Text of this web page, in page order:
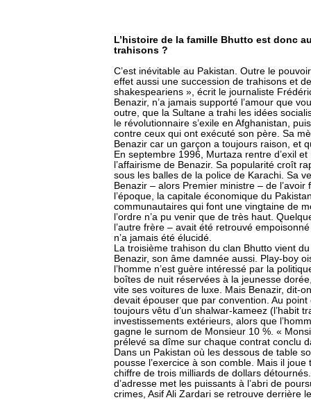
L’histoire de la famille Bhutto est donc
trahisons ?
C’est inévitable au Pakistan. Outre le
effet aussi une succession de trahisons et
shakespeariens », écrit le journaliste
Benazir, n’a jamais supporté l’amour que
outre, que la Sultane a trahi les idées
le révolutionnaire s’exile en Afghanistan,
contre ceux qui ont exécuté son père. Sa
Benazir car un garçon a toujours raison, et
En septembre 1996, Murtaza rentre d’exil
l’affairisme de Benazir. Sa popularité croît
sous les balles de la police de Karachi. Sa
Benazir – alors Premier ministre – de
l’époque, la capitale économique du
communautaires qui font une vingtaine de
l’ordre n’a pu venir que de très haut.
l’autre frère – avait été retrouvé
n’a jamais été élucidé.
La troisième trahison du clan Bhutto vient
Benazir, son âme damnée aussi. Play-boy
l’homme n’est guère intéressé par la
boîtes de nuit réservées à la jeunesse
vite ses voitures de luxe. Mais Benazir, dit-
devait épouser que par convention. Au
toujours vêtu d’un shalwar-kameez (l’habit
investissements extérieurs, alors que
gagne le surnom de Monsieur 10 %. «
prélevé sa dîme sur chaque contrat conclu
Dans un Pakistan où les dessous de table
pousse l’exercice à son comble. Mais il
chiffre de trois milliards de dollars
d’adresse met les puissants à l’abri de
crimes, Asif Ali Zardari se retrouve derrière